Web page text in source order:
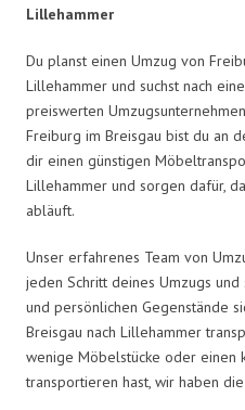
Lillehammer
Du planst einen Umzug von
Lillehammer und suchst nach
preiswerten
Freiburg im Breisgau bist du an
dir einen günstigen
Lillehammer und sorgen dafür,
abläuft.
Unser erfahrenes Team von
jeden Schritt deines Umzugs
und persönlichen Gegenstände
Breisgau nach Lillehammer
wenige Möbelstücke oder einen
transportieren hast, wir haben